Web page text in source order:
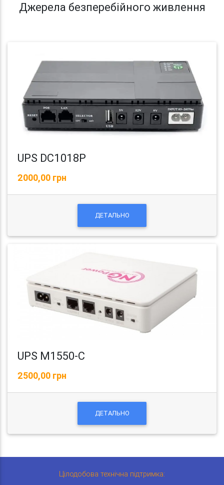
Джерела безперебійного живлення
UPS DC1018P
2000,00 грн
ДЕТАЛЬНО
UPS M1550-C
2500,00 грн
ДЕТАЛЬНО
Цілодобова технічна підтримка: